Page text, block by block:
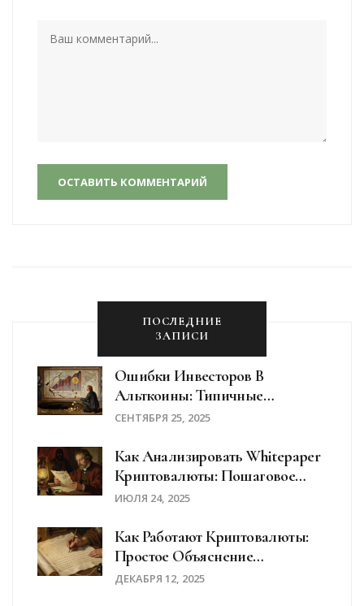
ОСТАВИТЬ КОММЕНТАРИЙ
ПОСЛЕДНИЕ
ЗАПИСИ
Ошибки Инвесторов В
Альткоины: Типичные
Просчеты И Как Их Избежать В
СЕНТЯБРЯ 25, 2025
Как Анализировать Whitepaper
Криптовалюты: Пошаговое
Руководство Для Инвесторов
ИЮЛЯ 24, 2025
Как Работают Криптовалюты:
Простое Объяснение
Блокчейна, Транзакций И
ДЕКАБРЯ 12, 2025